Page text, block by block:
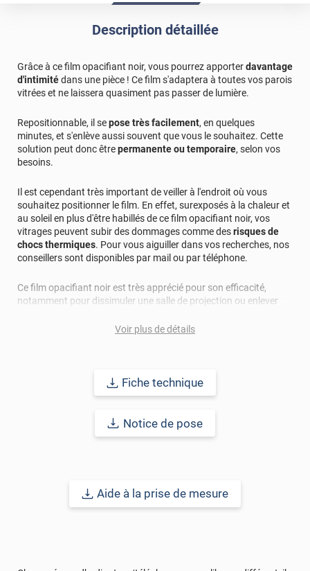
Installé en fond sur mon aquarium, bonne qualité et facile
*****
Il y a 1816 jours
Facile à posé rendu parfait je recommande
Utiliser pour cacher l'intérieur d'une vitrine. Le
repositionnement est idéale. Malheureusement il reste
quelque trace d'eau! Le rendu reste convenable.
Tout les morceaux avaient pas la même dimension
Description détaillée
Grâce à ce film opacifiant noir, vous pourrez apporterdavantage
d'intimitédans une pièce ! Ce film s'adaptera à toutes vos parois
vitrées et ne laissera quasiment pas passer de lumière.
Repositionnable, il sepose très facilement, en quelques
minutes, et s'enlève aussi souvent que vous le souhaitez. Cette
solution peut donc êtrepermanente ou temporaire, selon vos
besoins.
Il est cependant très important de veiller à l'endroit où vous
souhaitez positionner le film. En effet, surexposés à la chaleur et
au soleil en plus d'être habillés de ce film opacifiant noir, vos
vitrages peuvent subir des dommages comme desrisques de
chocs thermiques. Pour vous aiguiller dans vos recherches, nos
conseillers sont disponibles par mail ou par téléphone.
Ce film opacifiant noir est très apprécié pour son efficacité,
notamment pour dissimuler une salle de projection ou enlever
également de cacher la vue et de vousprotéger du vis-à-vis.
n’hésitez pas à nous contacter pour une demande d’échantillon
de tout autre contaminant. Certains matériaux comme le
Voir plus de détails
Fiche technique
Notice de pose
Aide à la prise de mesure